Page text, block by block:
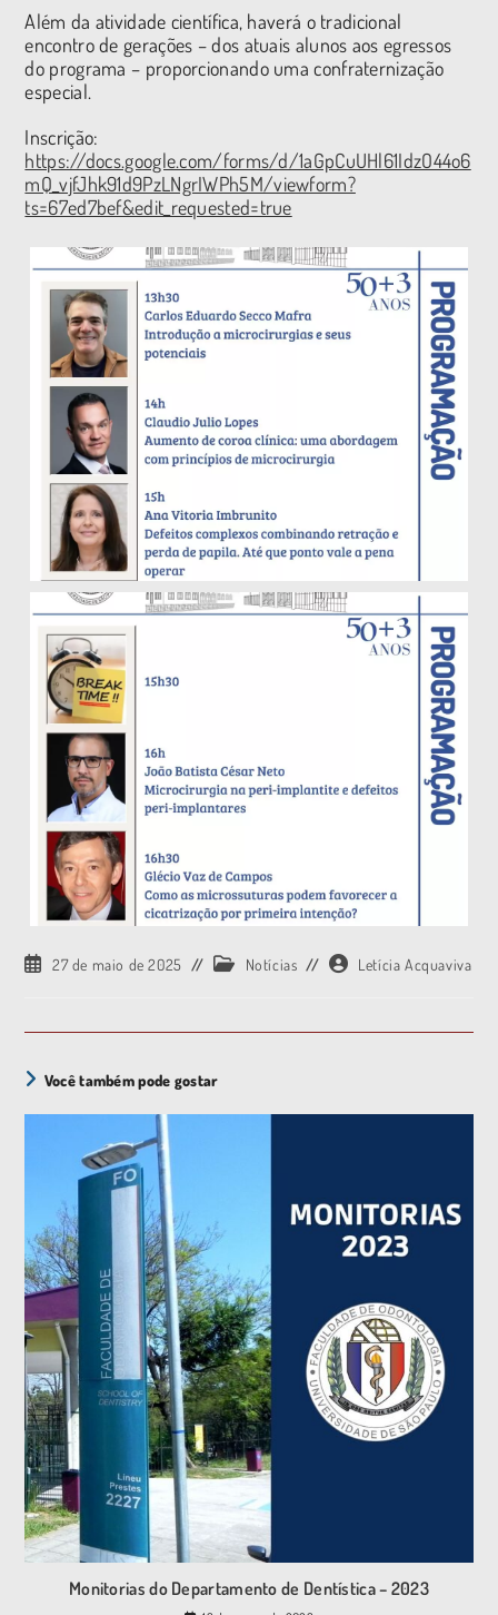
Além da atividade científica, haverá o tradicional
encontro de gerações – dos atuais alunos aos egressos
do programa – proporcionando uma confraternização
especial.
Inscrição:
https://docs.google.com/forms/d/1aGpCuUHl61IdzO44o6
mQ_vjfJhk91d9PzLNgrIWPh5M/viewform?
ts=67ed7bef&edit_requested=true
27 de maio de 2025 Notícias Letícia Acquaviva
Você também pode gostar
Monitorias do Departamento de Dentística – 2023